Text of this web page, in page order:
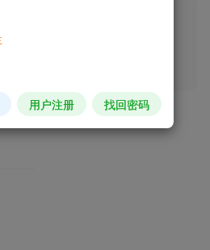
用户注册 找回密码